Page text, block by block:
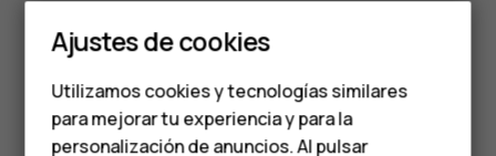
Smartphones
Teléfonos de gama
media
¿Te ha parecido útil?
Sí No
Ajustes de cookies
Utilizamos cookies y tecnologías similares
para mejorar tu experiencia y para la
personalización de anuncios. Al pulsar